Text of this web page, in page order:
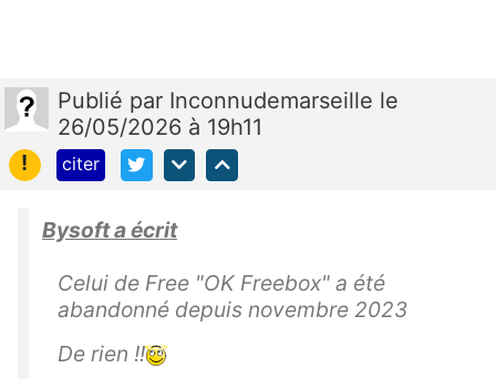
Publié par Inconnudemarseille le
26/05/2026 à 19h11
!
citer
Bysoft a écrit
Celui de Free "OK Freebox" a été
abandonné depuis novembre 2023
De rien !!